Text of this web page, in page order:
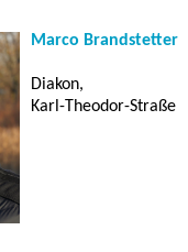
Marco Brandstetter
Diakon,
Karl-Theodor-Straße